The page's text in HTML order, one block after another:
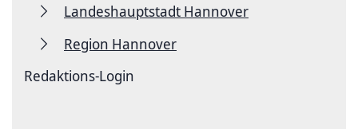
Landeshauptstadt Hannover
Region Hannover
Redaktions-Login